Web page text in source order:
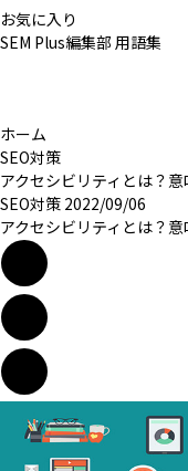
お気に入り
SEM Plus編集部 用語集
ホーム
SEO対策
アクセシビリティとは？
SEO対策 2022/09/06
アクセシビリティとは？